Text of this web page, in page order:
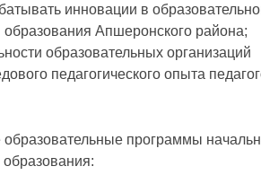
инновации в
Апшеронского района;
образовательных организаций
педагогического опыта
программы